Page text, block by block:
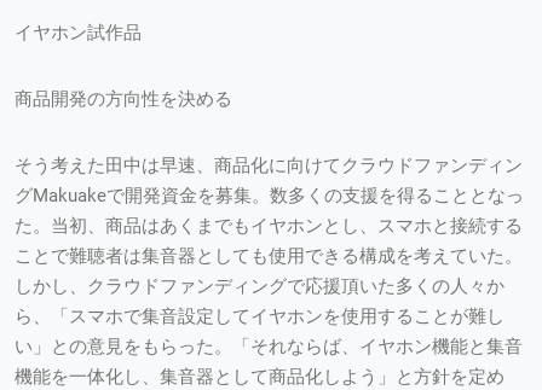
イヤホン試作品
商品開発の方向性を決める
そう考えた田中は早速、商品化に向けてクラウドファンディン
グMakuakeで開発資金を募集。数多くの支援を得ることとなっ
た。当初、商品はあくまでもイヤホンとし、スマホと接続する
ことで難聴者は集音器としても使用できる構成を考えていた。
しかし、クラウドファンディングで応援頂いた多くの人々か
ら、「スマホで集音設定してイヤホンを使用することが難し
い」との意見をもらった。「それならば、イヤホン機能と集音
機能を一体化し、集音器として商品化しよう」と方針を定め